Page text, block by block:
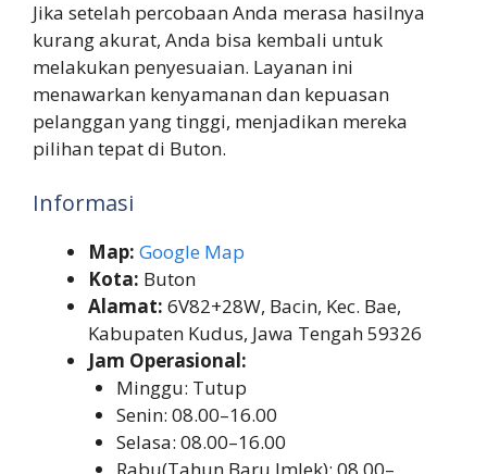
Jika setelah percobaan Anda merasa hasilnya
kurang akurat, Anda bisa kembali untuk
melakukan penyesuaian. Layanan ini
menawarkan kenyamanan dan kepuasan
pelanggan yang tinggi, menjadikan mereka
pilihan tepat di Buton.
Informasi
Map: Google Map
Kota: Buton
Alamat: 6V82+28W, Bacin, Kec. Bae,
Kabupaten Kudus, Jawa Tengah 59326
Jam Operasional:
Minggu: Tutup
Senin: 08.00–16.00
Selasa: 08.00–16.00
Rabu(Tahun Baru Imlek): 08.00–